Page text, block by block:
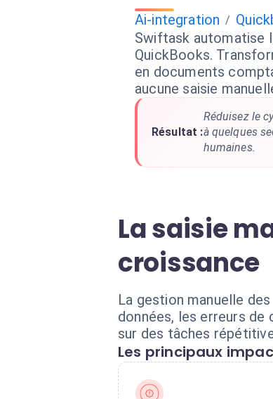
Ai-integration /
Swiftask automatise
QuickBooks.
en documents
aucune saisie
Résultat :
Réduisez le
à quelques
humaines.
La saisie
croissance
La gestion manuelle
données, les erreurs
sur des tâches
Les principaux